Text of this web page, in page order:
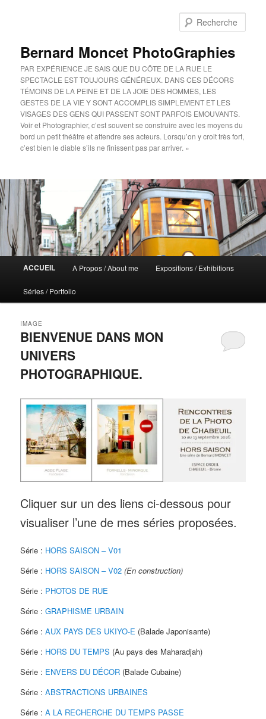
Bernard Moncet PhotoGraphies
PAR EXPÉRIENCE JE SAIS QUE DU CÔTE DE LA RUE LE
SPECTACLE EST TOUJOURS GÉNÉREUX. DANS CES DÉCORS
TÉMOINS DE LA PEINE ET DE LA JOIE DES HOMMES, LES
GESTES DE LA VIE Y SONT ACCOMPLIS SIMPLEMENT ET LES
VISAGES DES GENS QUI PASSENT SONT PARFOIS EMOUVANTS.
Voir et Photographier, c’est souvent se construire avec les moyens du
bord un petit théâtre et attendre ses acteurs. Lorsqu’on y croit très fort,
c’est bien le diable s’ils ne finissent pas par arriver. »
ACCUEIL A Propos / About me Expositions / Exhibitions
Séries / Portfolio
BIENVENUE DANS MON
UNIVERS
PHOTOGRAPHIQUE.
IMAGE
Cliquer sur un des liens ci-dessous pour
visualiser l’une de mes séries proposées.
Série : HORS SAISON – V01
Série : HORS SAISON – V02 (En construction)
Série : PHOTOS DE RUE
Série :GRAPHISME URBAIN
Série :AUX PAYS DES UKIYO-E (Balade Japonisante)
Série : HORS DU TEMPS (Au pays des Maharadjah)
Série : ENVERS DU DÉCOR (Balade Cubaine)
Série :ABSTRACTIONS URBAINES
Série :A LA RECHERCHE DU TEMPS PASSE